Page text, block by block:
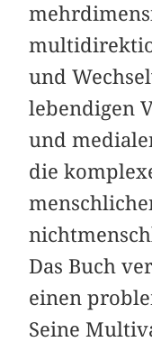
und
lebendigen
und
die
Das Buch
einen
Seine